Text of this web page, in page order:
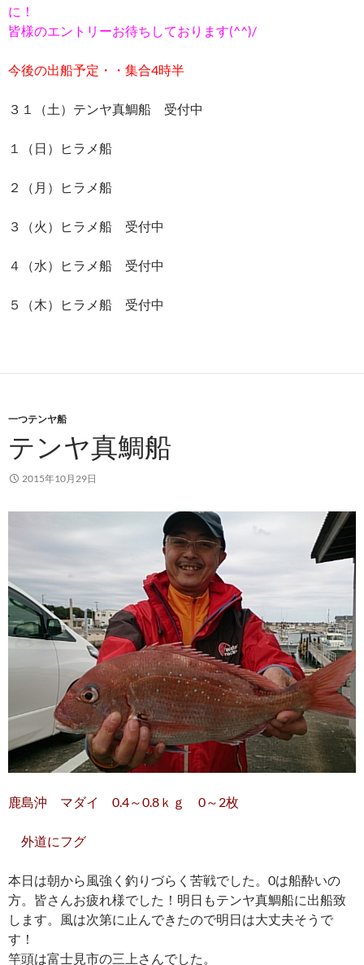
に！
皆様のエントリーお待ちしております(^^)/
今後の出船予定・・ 集合4時半
３１（土）テンヤ真鯛船 受付中
１（日）ヒラメ船
２（月）ヒラメ船
３（火）ヒラメ船 受付中
４（水）ヒラメ船 受付中
５（木）ヒラメ船 受付中
一つテンヤ船
テンヤ真鯛船
2015年10月29日
鹿島沖 マダイ 0.4～0.8ｋｇ 0～2枚
外道にフグ
本日は朝から風強く釣りづらく苦戦でした。0は船酔いの
方。皆さんお疲れ様でした！明日もテンヤ真鯛船に出船致
します。風は次第に止んできたので明日は大丈夫そうで
す！
竿頭は富士見市の三上さんでした。